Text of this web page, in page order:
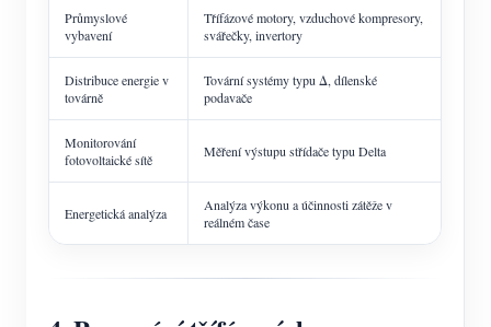
Průmyslové
vybavení
Třífázové motory, vzduchové kompresory,
svářečky, invertory
Distribuce energie v
továrně
Tovární systémy typu Δ, dílenské
podavače
Monitorování
fotovoltaické sítě
Měření výstupu střídače typu Delta
Energetická analýza
Analýza výkonu a účinnosti zátěže v
reálném čase